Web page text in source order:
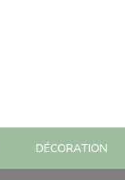
DÉCORATION